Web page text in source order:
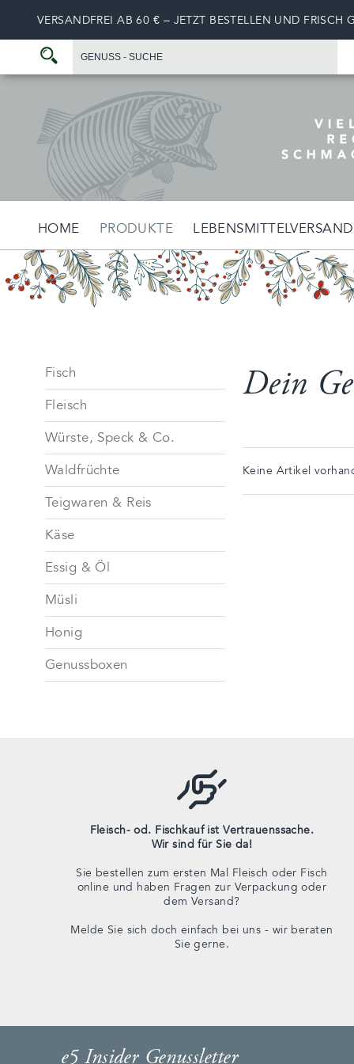
VERSANDFREI AB 60 € – JETZT BESTELLEN UND FRISCH
HOME PRODUKTE LEBENSMITTELVERSAND
Fisch
Fleisch
Würste, Speck & Co.
Waldfrüchte
Teigwaren & Reis
Käse
Essig & Öl
Müsli
Honig
Genussboxen
Dein
Keine Artikel
Fleisch- od. Fischkauf ist Vertrauenssache.
Wir sind für Sie da!
Sie bestellen zum ersten Mal Fleisch oder Fisch
online und haben Fragen zur Verpackung oder
dem Versand?
Melde Sie sich doch einfach bei uns - wir beraten
Sie gerne.
e5 Insider Genussletter